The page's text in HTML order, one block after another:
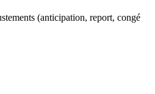
(anticipation, report, congé